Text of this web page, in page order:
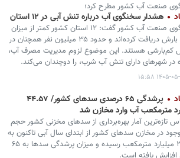
صنعت آب کشور مطرح کرد؛
هشدار سخنگوی آب درباره تنش آبی در ۱۲ استان
سخنگوی صنعت آب کشور گفت: ۱۲ استان کشور کمتر از میزان
نرمال بارش دریافت کرده‌اند و حدود ۳۵ میلیون نفر همچنان در
کم‌بارشی هستند. این موضوع لزوم مدیریت مصرف آب،
در شهرهای دارای تنش آب شرب، را دوچندان می‌کند.
۰۵-۰۴ ۱۵:۵۸
پرشدگی ۶۵ درصدی سدهای کشور/ ۴۴.۵۷
مترمکعب آب وارد مخازن شد
تازه‌ترین آمار بهره‌برداری از سدهای مخزنی کشور حجم
در مخازن سدهای کشور از ابتدای سال آبی تاکنون به
۳۳.۹۱ میلیارد مترمکعب رسیده و میزان پرشدگی سدها به ۶۵
یافته است.